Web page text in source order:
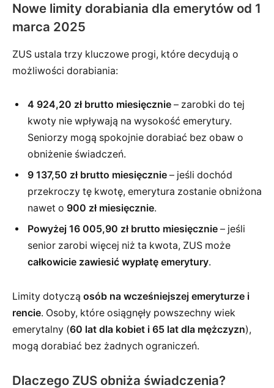
Nowe limity dorabiania dla emerytów od 1
marca 2025
ZUS ustala trzy kluczowe progi, które decydują o
możliwości dorabiania:
4 924,20 zł brutto miesięcznie – zarobki do tej
kwoty nie wpływają na wysokość emerytury.
Seniorzy mogą spokojnie dorabiać bez obaw o
obniżenie świadczeń.
9 137,50 zł brutto miesięcznie – jeśli dochód
przekroczy tę kwotę, emerytura zostanie obniżona
nawet o 900 zł miesięcznie.
Powyżej 16 005,90 zł brutto miesięcznie – jeśli
senior zarobi więcej niż ta kwota, ZUS może
całkowicie zawiesić wypłatę emerytury.
Limity dotyczą osób na wcześniejszej emeryturze i
rencie. Osoby, które osiągnęły powszechny wiek
emerytalny (60 lat dla kobiet i 65 lat dla mężczyzn),
mogą dorabiać bez żadnych ograniczeń.
Dlaczego ZUS obniża świadczenia?